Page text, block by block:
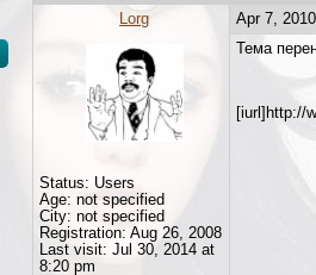
Apr 7,
Тема
[iurl]http://
Lorg
Status: Users
Age: not specified
City: not specified
Registration: Aug 26, 2008
Last visit: Jul 30, 2014 at
8:20 pm